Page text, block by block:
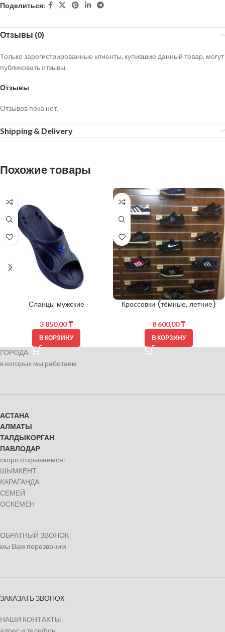
Поделиться:
Отзывы (0)
Отзывы
Отзывов пока нет.
Только зарегистрированные клиенты, купившие данный товар, могут
публиковать отзывы.
Shipping & Delivery
Похожие товары
Сланцы мужские
3 850,00₸
В КОРЗИНУ
Кроссовки (тёмные, летние)
8 600,00₸
В КОРЗИНУ
ГОРОДА
в которых мы работаем
АСТАНА
АЛМАТЫ
ТАЛДЫКОРГАН
ПАВЛОДАР
скоро открываемся:
ШЫМКЕНТ
КАРАГАНДА
СЕМЕЙ
ОСКЕМЕН
ОБРАТНЫЙ ЗВОНОК
мы Вам перезвоним
ЗАКАЗАТЬ ЗВОНОК
НАШИ КОНТАКТЫ